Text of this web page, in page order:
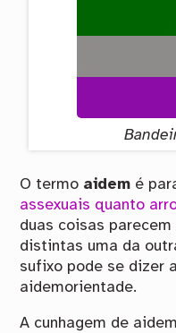
O termo aidem é
assexuais quanto
duas coisas
distintas uma da
sufixo pode se dizer
aidemorientade.
A cunhagem de